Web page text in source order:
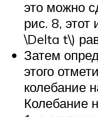
это можно
рис. 8, этот
\Delta t\)
Затем
этого
колебание
Колебание